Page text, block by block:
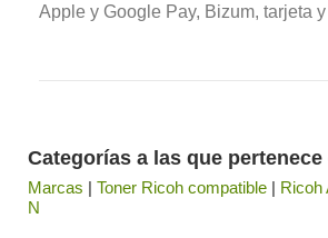
Apple y Google Pay, Bizum, tarjeta
Categorías a las que
Marcas | Toner Ricoh compatible | Ricoh
N